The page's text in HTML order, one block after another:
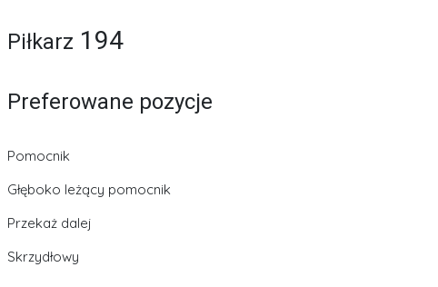
Piłkarz 194
Preferowane pozycje
Pomocnik
Głęboko leżący pomocnik
Przekaż dalej
Skrzydłowy